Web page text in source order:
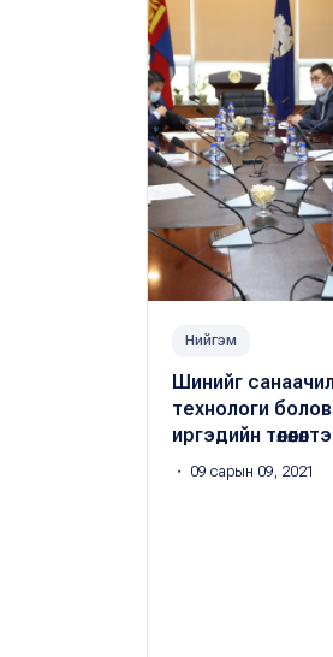
Нийгэм
Шинийг
технологи
иргэдийн
・ 09 сарын 09, 2021